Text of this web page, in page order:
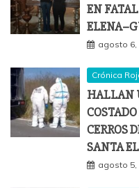
EN
agosto 6,
Crónica
HALLAN
CERROS
SANTA
agosto 5,